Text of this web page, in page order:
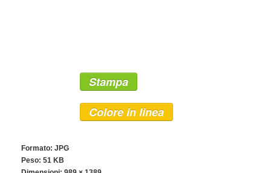
Stampa
Colore in linea
Formato: JPG
Peso: 51 KB